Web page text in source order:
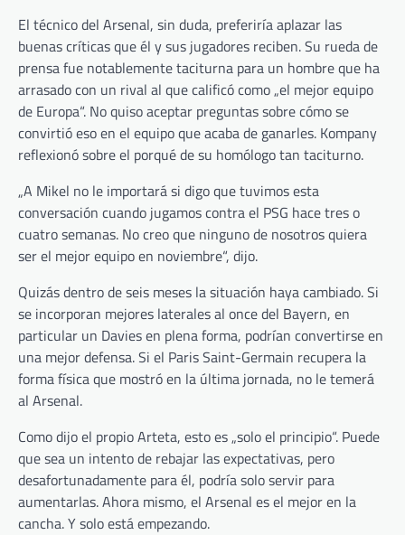
El técnico del Arsenal, sin duda, preferiría aplazar las
buenas críticas que él y sus jugadores reciben. Su rueda de
prensa fue notablemente taciturna para un hombre que ha
arrasado con un rival al que calificó como „el mejor equipo
de Europa“. No quiso aceptar preguntas sobre cómo se
convirtió eso en el equipo que acaba de ganarles. Kompany
reflexionó sobre el porqué de su homólogo tan taciturno.
„A Mikel no le importará si digo que tuvimos esta
conversación cuando jugamos contra el PSG hace tres o
cuatro semanas. No creo que ninguno de nosotros quiera
ser el mejor equipo en noviembre“, dijo.
Quizás dentro de seis meses la situación haya cambiado. Si
se incorporan mejores laterales al once del Bayern, en
particular un Davies en plena forma, podrían convertirse en
una mejor defensa. Si el Paris Saint-Germain recupera la
forma física que mostró en la última jornada, no le temerá
al Arsenal.
Como dijo el propio Arteta, esto es „solo el principio“. Puede
que sea un intento de rebajar las expectativas, pero
desafortunadamente para él, podría solo servir para
aumentarlas. Ahora mismo, el Arsenal es el mejor en la
cancha. Y solo está empezando.